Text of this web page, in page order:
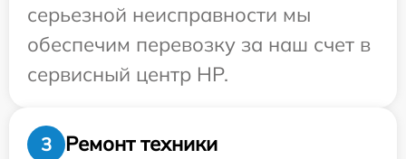
серьезной неисправности мы
обеспечим перевозку за наш счет в
сервисный центр HP.
3
Ремонт техники